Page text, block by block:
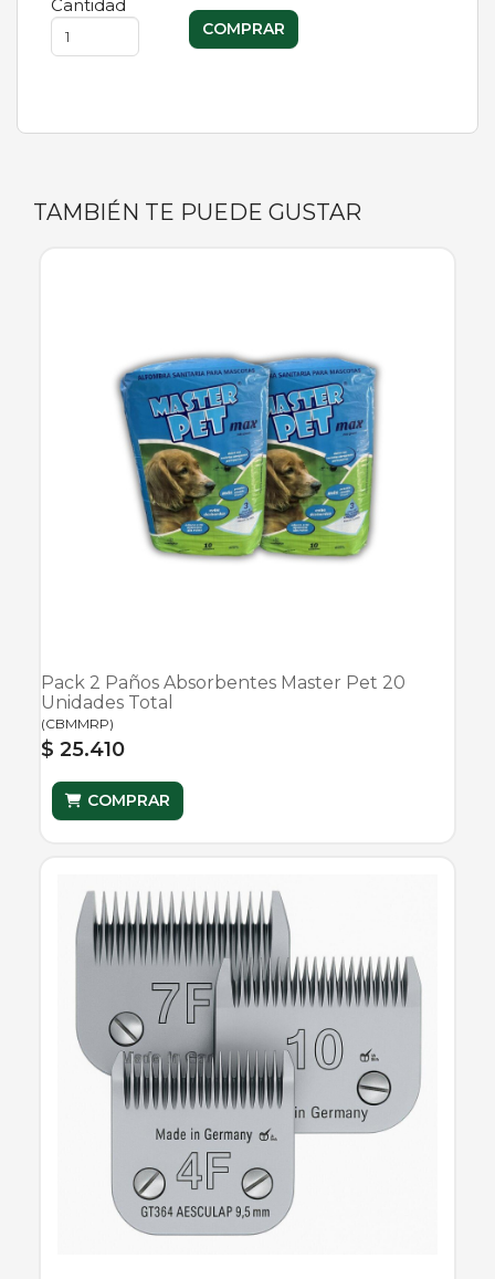
Cantidad
TAMBIÉN TE PUEDE GUSTAR
Pack 2 Paños Absorbentes Master Pet 20
Unidades Total
(CBMMRP)
$ 25.410
COMPRAR